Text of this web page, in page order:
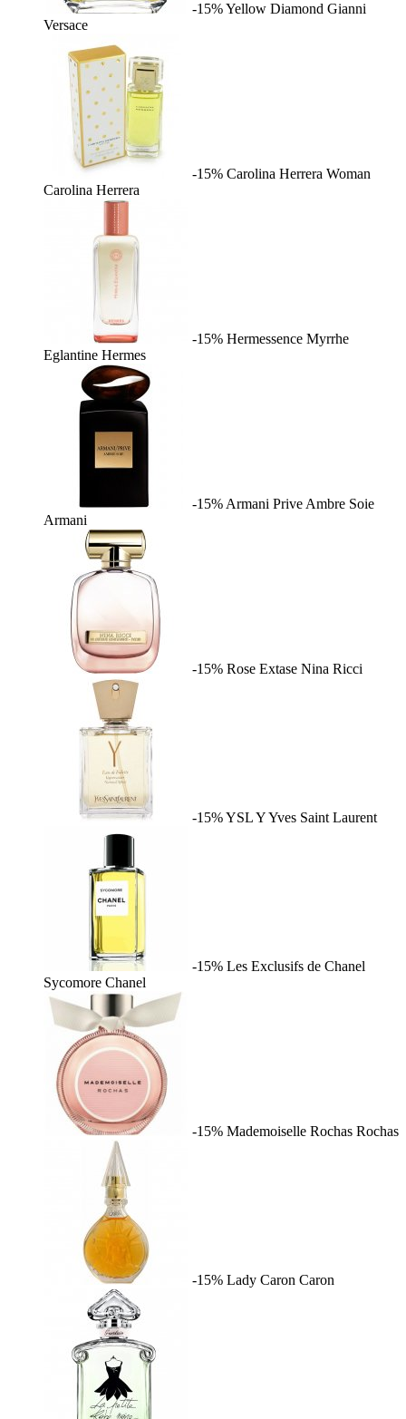
-15%Yellow Diamond Gianni
Versace
-15% Carolina Herrera Woman
Carolina Herrera
-15% Hermessence Myrrhe
Eglantine Hermes
-15% Armani Prive Ambre Soie
Armani
-15% Rose Extase Nina Ricci
-15%YSL YYves Saint Laurent
-15% Les Exclusifs de Chanel
Sycomore Chanel
-15% Mademoiselle Rochas Rochas
-15% Lady Caron Caron